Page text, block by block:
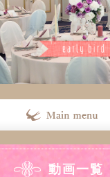
動画一覧